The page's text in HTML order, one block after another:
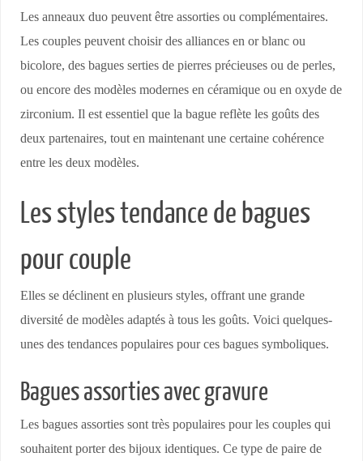
Les anneaux duo peuvent être assorties ou complémentaires.
Les couples peuvent choisir des alliances en or blanc ou
bicolore, des bagues serties de pierres précieuses ou de perles,
ou encore des modèles modernes en céramique ou en oxyde de
zirconium. Il est essentiel que la bague reflète les goûts des
deux partenaires, tout en maintenant une certaine cohérence
entre les deux modèles.
Les styles tendance de bagues
pour couple
Elles se déclinent en plusieurs styles, offrant une grande
diversité de modèles adaptés à tous les goûts. Voici quelques-
unes des tendances populaires pour ces bagues symboliques.
Bagues assorties avec gravure
Les bagues assorties sont très populaires pour les couples qui
souhaitent porter des bijoux identiques. Ce type de paire de